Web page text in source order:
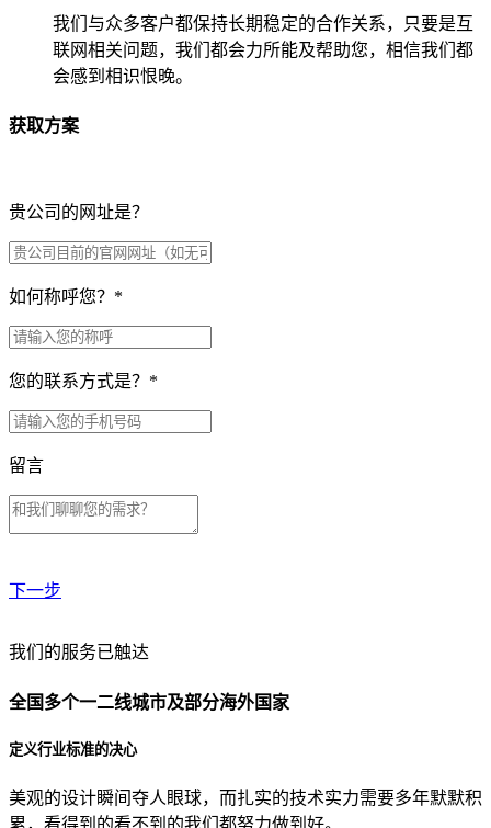
我们与众多客户都保持长期稳定的合作关系，只要是互
联网相关问题，我们都会力所能及帮助您，相信我们都
会感到相识恨晚。
获取方案
贵公司的网址是？
如何称呼您？ *
您的联系方式是？ *
留言
下一步
贵公司预算范围是？
贵公司的团队规模是？
目前主要的营销渠道是？
我们的服务已触达
全国多个一二线城市及部分海外国家
定义行业标准的决心
美观的设计瞬间夺人眼球，而扎实的技术实力需要多年默默积
累，看得到的看不到的我们都努力做到好。